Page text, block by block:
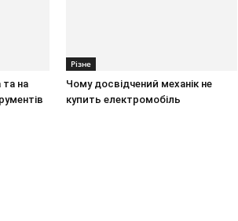
та на
Різне
Чому досвідчений механік не
купить електромобіль